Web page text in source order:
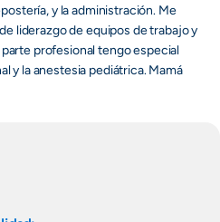
y la administración. Me
liderazgo de equipos de trabajo y
profesional tengo especial
y la anestesia pediátrica. Mamá